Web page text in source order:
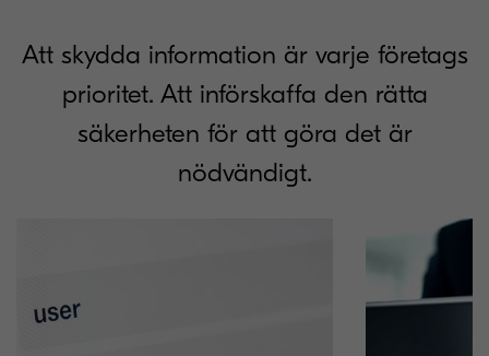
Att skydda information är varje företags
prioritet. Att införskaffa den rätta
säkerheten för att göra det är
nödvändigt.